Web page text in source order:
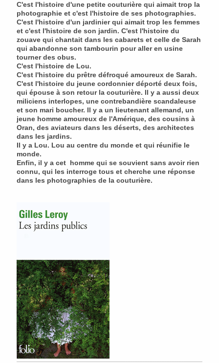
C'est l'histoire d'une petite couturière qui aimait trop la
photographie et c'est l'histoire de ses photographies.
C'est l'histoire d'un jardinier qui aimait trop les femmes
et c'est l'histoire de son jardin. C'est l'histoire du
zouave qui chantait dans les cabarets et celle de Sarah
qui abandonne son tambourin pour aller en usine
tourner des obus.
C'est l'histoire de Lou.
C'est l'histoire du prêtre défroqué amoureux de Sarah.
C'est l'histoire du jeune cordonnier déporté deux fois,
qui épouse à son retour la couturière. Il y a aussi deux
miliciens interlopes, une contrebandière scandaleuse
et son mari boucher. Il y a un lieutenant allemand, un
jeune homme amoureux de l'Amérique, des cousins à
Oran, des aviateurs dans les déserts, des architectes
dans les jardins.
Il y a Lou. Lou au centre du monde et qui réunifie le
monde.
Enfin, il y a cet homme qui se souvient sans avoir rien
connu, qui les interroge tous et cherche une réponse
dans les photographies de la couturière.